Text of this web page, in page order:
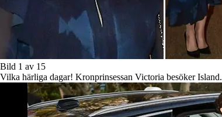
Bild 1 av 15
Vilka härliga dagar! Kronprinsessan Victoria besöker Island.